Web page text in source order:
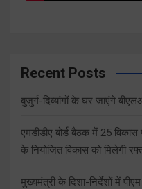
Recent Posts
बुजुर्ग-दिव्यांगों के घर जाएंगे
एमडीडीए बोर्ड बैठक में 25 विकास
के नियोजित विकास को मिलेगी
मुख्यमंत्री के दिशा-निर्देशों में